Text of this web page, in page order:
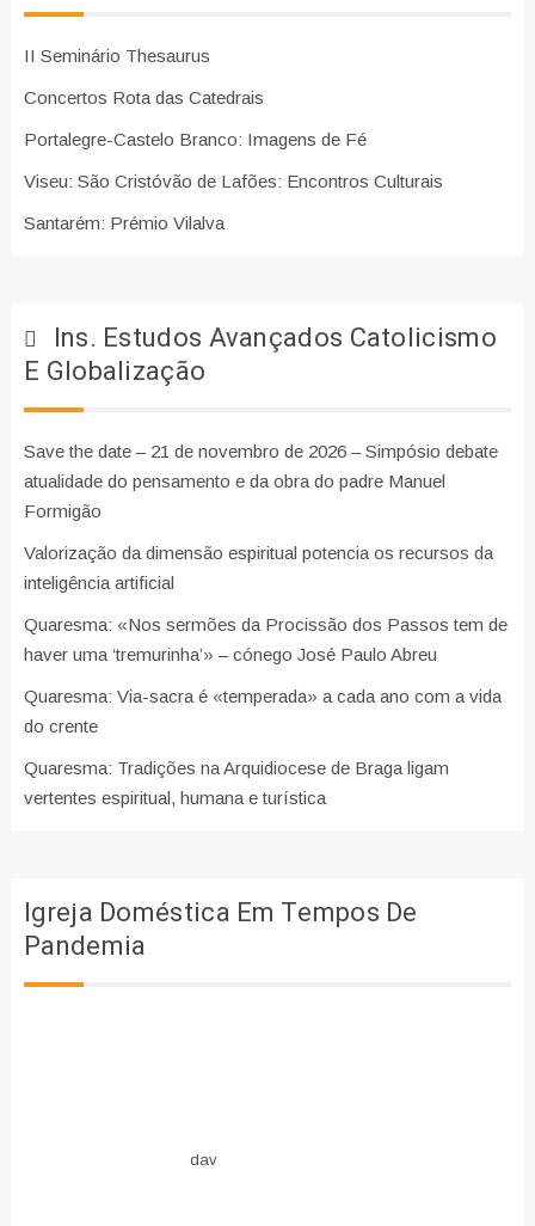
II Seminário Thesaurus
Concertos Rota das Catedrais
Portalegre-Castelo Branco: Imagens de Fé
Viseu: São Cristóvão de Lafões: Encontros Culturais
Santarém: Prémio Vilalva
Ins. Estudos Avançados Catolicismo
E Globalização
Save the date – 21 de novembro de 2026 – Simpósio debate
atualidade do pensamento e da obra do padre Manuel
Formigão
Valorização da dimensão espiritual potencia os recursos da
inteligência artificial
Quaresma: «Nos sermões da Procissão dos Passos tem de
haver uma ‘tremurinha’» – cónego José Paulo Abreu
Quaresma: Via-sacra é «temperada» a cada ano com a vida
do crente
Quaresma: Tradições na Arquidiocese de Braga ligam
vertentes espiritual, humana e turística
Igreja Doméstica Em Tempos De
Pandemia
dav